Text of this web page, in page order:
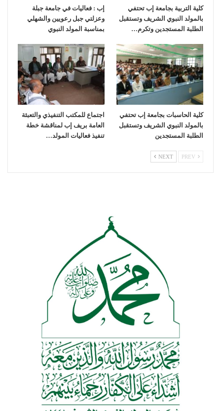
كلية التربية بجامعة إب تحتفي
بالمولد النبوي الشريف وتستقبل
الطلبة المستجدين وتكرم…
إب : فعاليات في جامعة جبلة
وعزلتي جبل رعويين والشهلي
بمناسبة المولد النبوي
كلية الحاسبات بجامعة إب تحتفي
بالمولد النبوي الشريف وتستقبل
الطلبة المستجدين
اجتماع للمكتب التنفيذي والتعبئة
العامة بريف إب لمناقشة خطة
تنفيذ فعاليات المولد…
NEXT